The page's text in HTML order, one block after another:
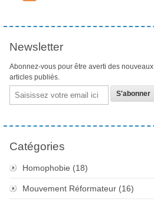
Newsletter
Abonnez-vous pour être averti des nouveaux
articles publiés.
Email
Catégories
Homophobie (18)
Mouvement Réformateur (16)